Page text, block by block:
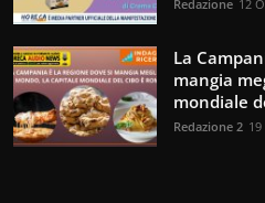
Redazione 12
La
mangia
mondiale
Redazione 2